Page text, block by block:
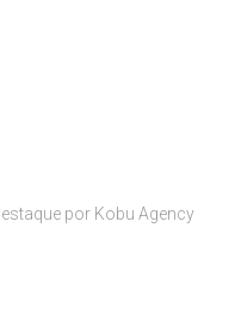
por Kobu Agency